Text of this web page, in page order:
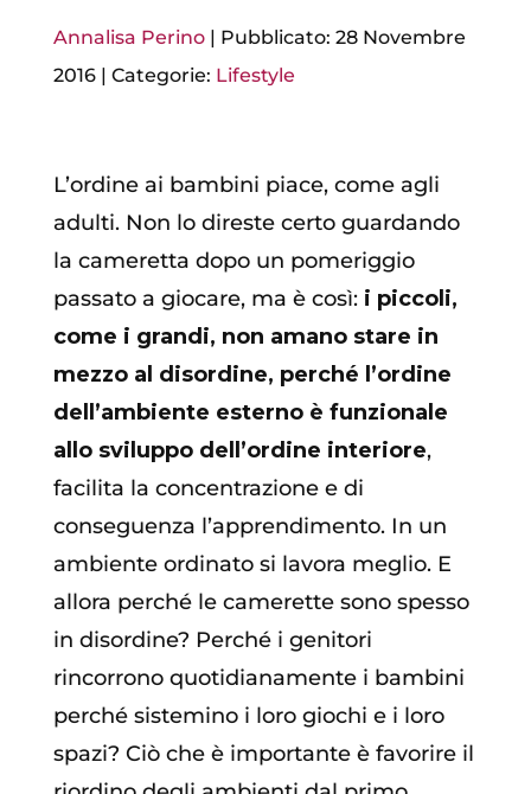
Annalisa Perino| Pubblicato: 28 Novembre
2016| Categorie: Lifestyle
L’ordine ai bambini piace, come agli
adulti. Non lo direste certo guardando
la cameretta dopo un pomeriggio
passato a giocare, ma è così: i piccoli,
come i grandi, non amano stare in
mezzo al disordine, perché l’ordine
dell’ambiente esterno è funzionale
allo sviluppo dell’ordine interiore,
facilita la concentrazione e di
conseguenza l’apprendimento. In un
ambiente ordinato si lavora meglio. E
allora perché le camerette sono spesso
in disordine? Perché i genitori
rincorrono quotidianamente i bambini
perché sistemino i loro giochi e i loro
spazi? Ciò che è importante è favorire il